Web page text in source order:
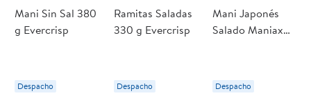
Mani Sin Sal 380
g Evercrisp
Despacho
Ramitas Saladas
330 g Evercrisp
Despacho
Mani Japonés
Salado Maniax
Despacho